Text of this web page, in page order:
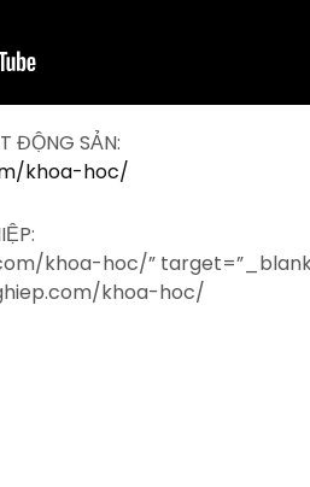
ĐỘNG SẢN:
khoa-hoc/
khoa-hoc/”
khoa-hoc/